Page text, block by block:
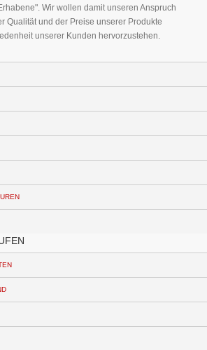
Wir wollen damit unseren Anspruch
Qualität und der Preise unserer Produkte
unserer Kunden hervorzustehen.